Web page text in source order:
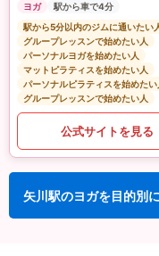
ヨガ
駅から車で4分
駅から5分以内のジムに通いたい
グループレッスンで始めたい人
パーソナルヨガを始めたい人
マットピラティスを始めたい人
パーソナルピラティスを始めたい
グループレッスンで始めたい人
公式サイトを見る
矢川駅のヨガを目的別